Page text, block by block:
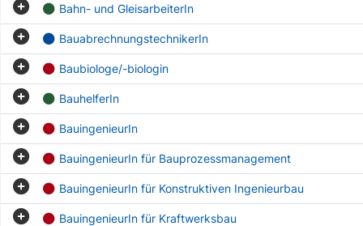
Bahn- und GleisarbeiterIn
BauabrechnungstechnikerIn
Baubiologe/-biologin
BauhelferIn
BauingenieurIn
BauingenieurIn für Bauprozessmanagement
BauingenieurIn für Konstruktiven Ingenieurbau
BauingenieurIn für Kraftwerksbau